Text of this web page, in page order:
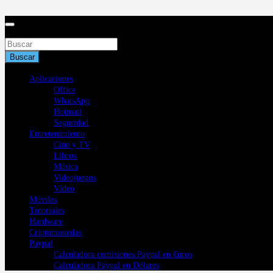
al
Buscar
Aplicaciones
Office
WhatsApp
Hotmail
Seguridad
Entretenimiento
Cine y TV
Libros
Música
Videojuegos
Vídeo
Móviles
Tutoriales
Hardware
Criptomonedas
Paypal
Calculadora comisiones Paypal en €uros
Calculadora Paypal en Dólares